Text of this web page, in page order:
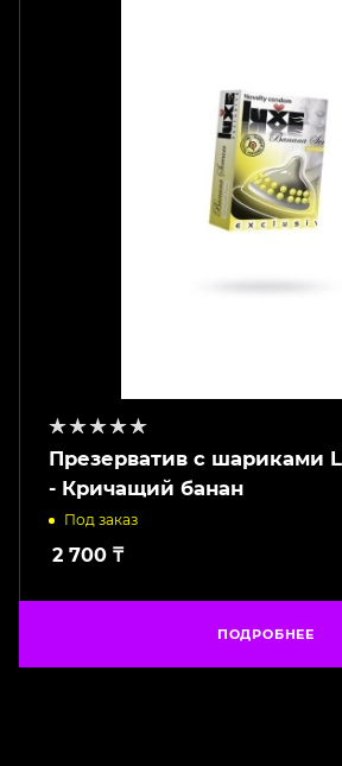
Презерватив с шариками
- Кричащий банан
Под заказ
2 700 ₸
ПОДРОБНЕЕ